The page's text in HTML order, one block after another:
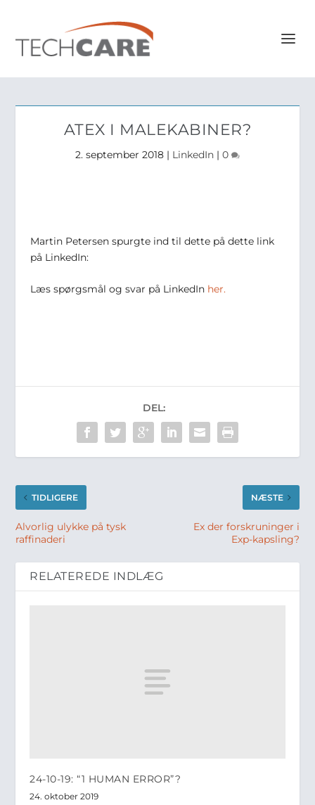
ATEX I MALEKABINER?
2. september 2018 | LinkedIn | 0
Martin Petersen spurgte ind til dette på dette link
på LinkedIn:
Læs spørgsmål og svar på LinkedIn her.
DEL:
TIDLIGERE
Alvorlig ulykke på tysk
raffinaderi
NÆSTE
Ex der forskruninger i
Exp-kapsling?
RELATEREDE INDLÆG
24-10-19: “1 HUMAN ERROR”?
24. oktober 2019